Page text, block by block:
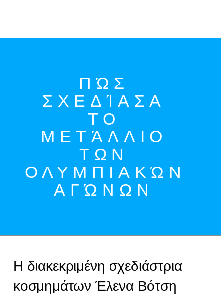
ΠΏΣ
ΣΧΕΔΊΑΣΑ
ΤΟ
ΜΕΤΆΛΛΙΟ
ΤΩΝ
ΟΛΥΜΠΙΑΚΏΝ
ΑΓΏΝΩΝ
05•08•2024
Η διακεκριμένη σχεδιάστρια
κοσμημάτων Έλενα Βότση